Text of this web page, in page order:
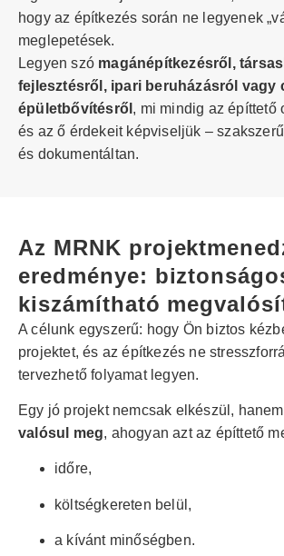
hogy az építkezés során ne legyenek
meglepetések.
Legyen szó magánépítkezésről,
fejlesztésről, ipari beruházásról vagy
épületbővítésről , mi mindig az építtető
és az ő érdekeit képviseljük –
és dokumentáltan.
Az MRNK
eredménye:
kiszámítható
A célunk egyszerű: hogy Ön biztos
projektet, és az építkezés ne
tervezhető folyamat legyen.
Egy jó projekt nemcsak elkészül, hanem
valósul meg, ahogyan azt az építtető
időre,
költségkereten belül,
a kívánt minőségben.